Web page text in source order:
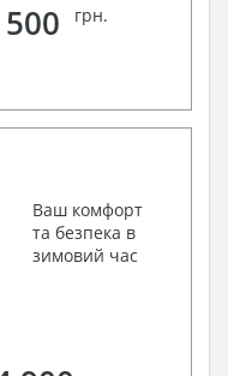
грн.
Ваш комфорт
та безпека в
зимовий час